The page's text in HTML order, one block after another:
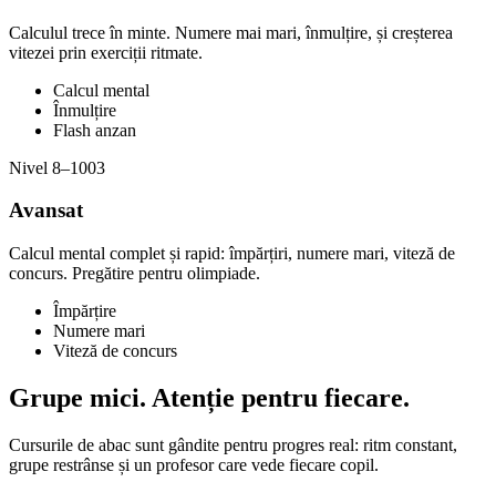
Calculul trece în minte. Numere mai mari, înmulțire, și creșterea
vitezei prin exerciții ritmate.
Calcul mental
Înmulțire
Flash anzan
Nivel 8–1003
Avansat
Calcul mental complet și rapid: împărțiri, numere mari, viteză de
concurs. Pregătire pentru olimpiade.
Împărțire
Numere mari
Viteză de concurs
Grupe mici. Atenție pentru fiecare.
Cursurile de abac sunt gândite pentru progres real: ritm constant,
grupe restrânse și un profesor care vede fiecare copil.